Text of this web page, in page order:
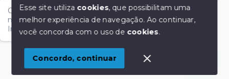
Olá me chamo Kamila e estou disponível nesse
momento para esclarecer dúvidas no Whatsapp.
Independente do horário é só chamar!
© Copyright 2026 - KM Imóveis - Todos os direitos
SITE PARA IMOBILIARIA
Esse site utiliza cookies, que possibilitam uma
melhor experiência de navegação.Ao continuar,
você concorda com o uso de cookies.
Concordo, continuar